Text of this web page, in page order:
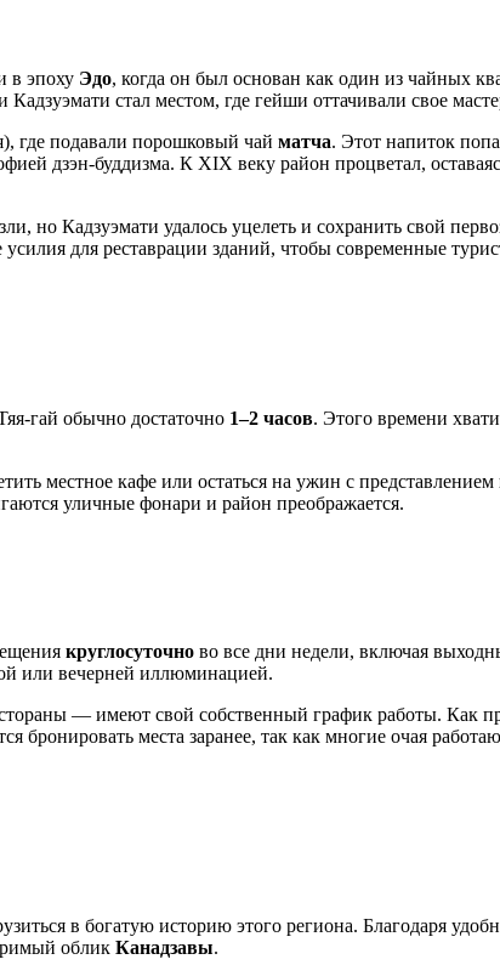
в эпоху Эдо, когда он был основан как один из чайных
Кадзуэмати стал местом, где гейши оттачивали свое
где подавали порошковый чай матча. Этот напиток
дзэн-буддизма. К XIX веку район процветал,
но Кадзуэмати удалось уцелеть и сохранить свой
для реставрации зданий, чтобы современные
гай обычно достаточно 1–2 часов. Этого времени
местное кафе или остаться на ужин с
уличные фонари и район преображается.
круглосуточно во все дни недели, включая
или вечерней иллюминацией.
— имеют свой собственный график работы. Как
места заранее, так как многие очая
в богатую историю этого региона. Благодаря
облик Канадзавы.